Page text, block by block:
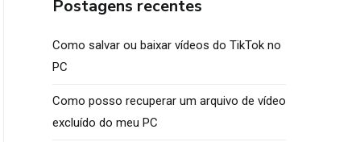
Postagens recentes
Como salvar ou baixar vídeos do TikTok no
PC
Como posso recuperar um arquivo de vídeo
excluído do meu PC